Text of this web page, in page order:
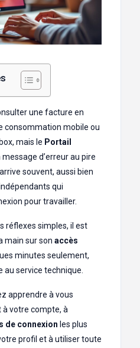
une facture en
consommation mobile ou
mais le Portail
d’erreur au pire
souvent, aussi bien
qui
pour travailler.
réflexes simples, il est
main sur son accès
minutes seulement,
service technique.
apprendre à vous
votre compte, à
de connexion les plus
profil et à utiliser toute